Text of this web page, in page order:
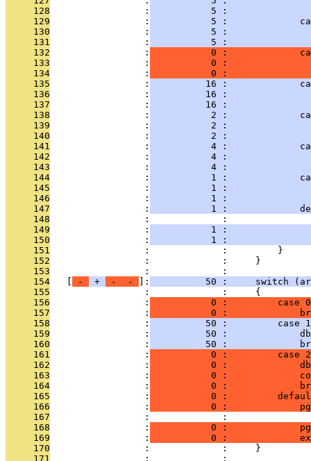
     128
                 :
5 :
     129
                 :
5 :
     130
                 :
5 :
     131
                 :
5 :
     132
                 :
0 :
     133
                 :
0 :
     134
                 :
0 :
     135
                 :
16 :
     136
                 :
16 :
     137
                 :
16 :
     138
                 :
2 :
     139
                 :
2 :
     140
                 :
2 :
     141
                 :
4 :
     142
                 :
4 :
     143
                 :
4 :
     144
                 :
1 :
     145
                 :
1 :
     146
                 :
1 :
     147
                 :
1 :
     148
:             :
     149
                 :
1 :
     150
                 :
1 :
     151
                 :             :         }
     152
                 :             :     }
     153
                 :             :
     154
- + - - ]:
50 :     switch
     155
                 :             :     {
     156
                 :
0 :         case
     157
                 :
0 :
     158
                 :
50 :         case
     159
                 :
50 :
     160
                 :
50 :
     161
                 :
0 :         case
     162
                 :
0 :
     163
                 :
0 :
     164
                 :
0 :
     165
                 :
0 :
     166
                 :
0 :
     167
:             :
     168
                 :
0 :
     169
                 :
0 :
     170
                 :             :     }
     171
                 :             :